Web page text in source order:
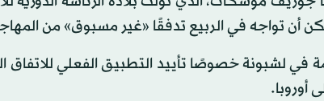
أن تواجه في الربيع تدفقًا «غير مسبوق» من
أوروبا.